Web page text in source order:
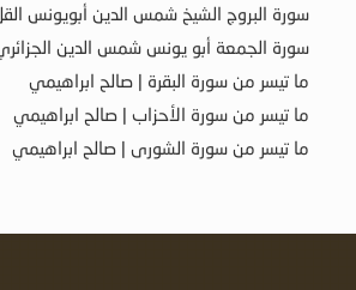
سورة البروج الشيخ شمس الدين أبويونس القل
سورة الجمعة أبو يونس شمس الدين
ما تيسر من سورة البقرة | صالح ابراهيمي
ما تيسر من سورة الأحزاب | صالح ابراهيمي
ما تيسر من سورة الشورى | صالح ابراهيمي